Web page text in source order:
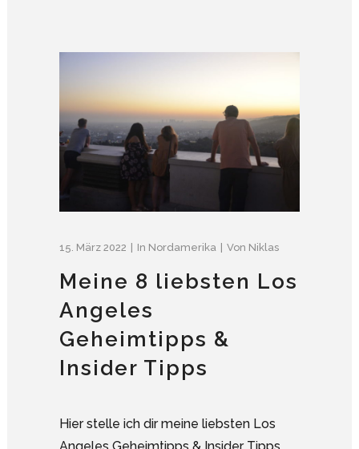
15. März 2022 In Nordamerika Von Niklas
Meine 8 liebsten Los
Angeles
Geheimtipps &
Insider Tipps
Hier stelle ich dir meine liebsten Los